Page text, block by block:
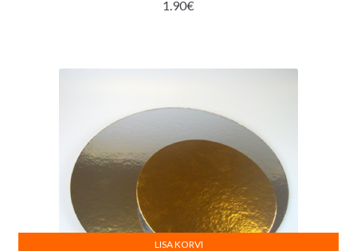
1.90€
LISA KORVI